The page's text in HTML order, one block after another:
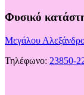
Φυσικό
Μεγάλου
Τηλέφωνο: 23850-